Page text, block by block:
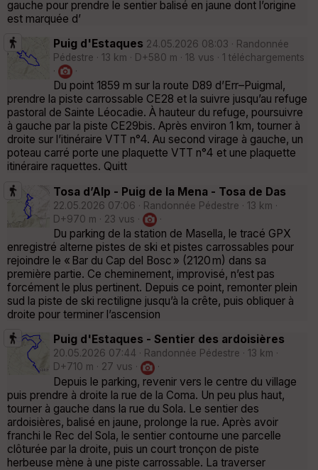
gauche pour prendre le sentier balisé en jaune dont l’origine
est marquée d’
Puig d'Estaques 24.05.2026 08:03 · Randonnée
Pédestre · 13 km · D+580 m · 18 vus · 1 téléchargements
·
·
Du point 1859 m sur la route D89 d’Err–Puigmal,
prendre la piste carrossable CE28 et la suivre jusqu’au refuge
pastoral de Sainte Léocadie. À hauteur du refuge, poursuivre
à gauche par la piste CE29bis. Après environ 1 km, tourner à
droite sur l’itinéraire VTT n°4. Au second virage à gauche, un
poteau carré porte une plaquette VTT n°4 et une plaquette
itinéraire raquettes. Quitt
Tosa d’Alp - Puig de la Mena - Tosa de Das
22.05.2026 07:06 · Randonnée Pédestre · 13 km ·
D+970 m · 23 vus ·
·
Du parking de la station de Masella, le tracé GPX
enregistré alterne pistes de ski et pistes carrossables pour
rejoindre le « Bar du Cap del Bosc » (2120 m) dans sa
première partie. Ce cheminement, improvisé, n’est pas
forcément le plus pertinent. Depuis ce point, remonter plein
sud la piste de ski rectiligne jusqu’à la crête, puis obliquer à
droite pour terminer l’ascension
Puig d'Estaques - Sentier des ardoisières
20.05.2026 07:44 · Randonnée Pédestre · 13 km ·
D+710 m · 27 vus ·
·
Depuis le parking, revenir vers le centre du village
puis prendre à droite la rue de la Coma. Un peu plus haut,
tourner à gauche dans la rue du Sola. Le sentier des
ardoisières, balisé en jaune, prolonge la rue. Après avoir
franchi le Rec del Sola, le sentier contourne une parcelle
clôturée par la droite, puis un court tronçon de piste
herbeuse mène à une piste carrossable. La traverser